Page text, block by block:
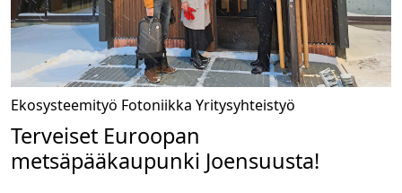
Ekosysteemityö Fotoniikka Yritysyhteistyö
Terveiset Euroopan
metsäpääkaupunki Joensuusta!